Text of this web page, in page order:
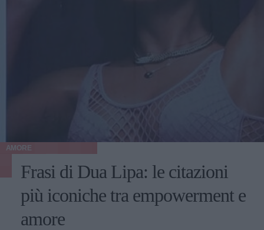
AMORE
Frasi di Dua Lipa: le citazioni
più iconiche tra empowerment e
amore